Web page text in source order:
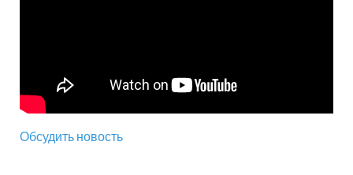
Обсудить новость